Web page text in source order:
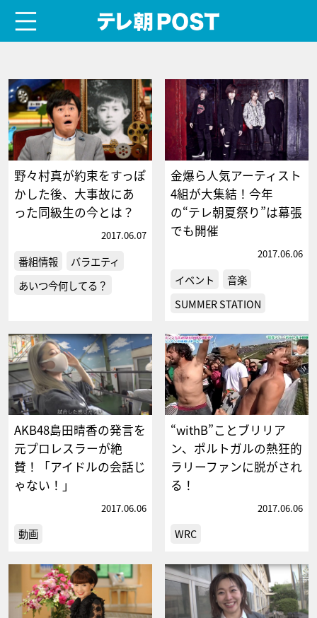
野々村真が約束をすっぽ
かした後、大事故にあ
った同級生の今とは？
2017.06.07
番組情報
バラエティ
あいつ今何してる？
金爆ら人気アーティスト
4組が大集結！今年
の“テレ朝夏祭り”は幕張
でも開催
2017.06.06
イベント
音楽
SUMMER STATION
AKB48島田晴香の発言を
元プロレスラーが絶
賛！「アイドルの会話じ
ゃない！」
2017.06.06
動画
“withB”ことブリリア
ン、ポルトガルの熱狂的
ラリーファンに脱がされ
る！
2017.06.06
WRC